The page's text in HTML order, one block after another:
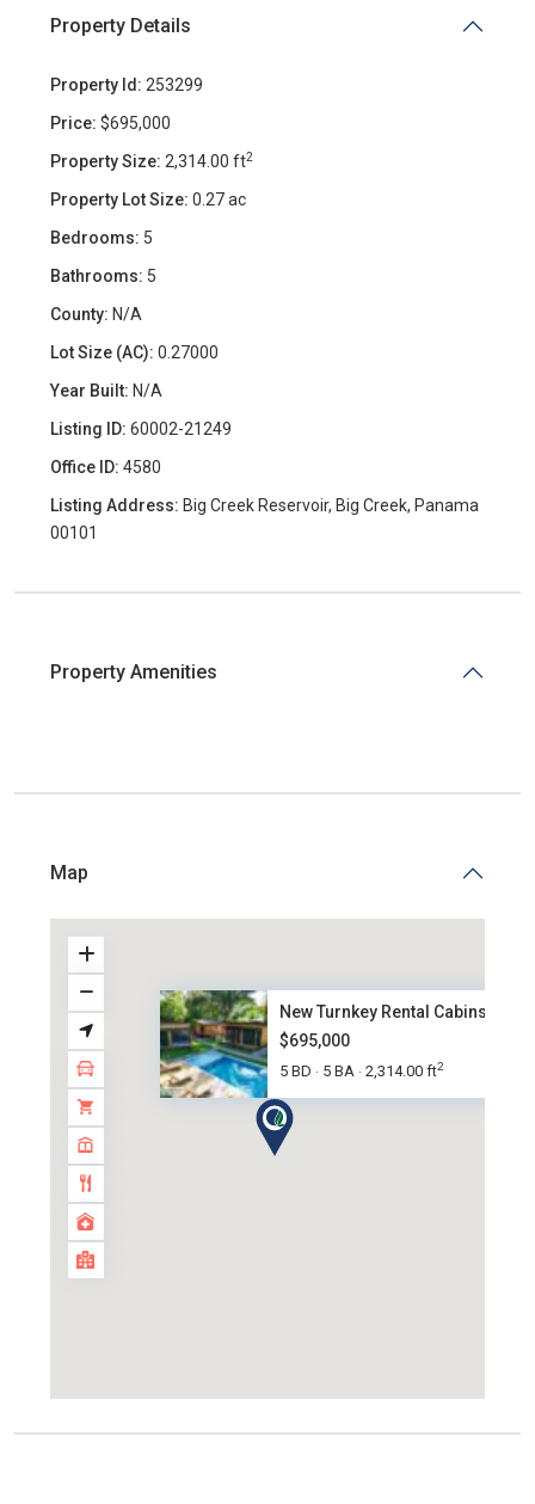
Property Details
Property Id: 253299
Price: $695,000
Property Size: 2,314.00 ft2
Property Lot Size: 0.27 ac
Bedrooms: 5
Bathrooms: 5
County: N/A
Lot Size (AC): 0.27000
Year Built: N/A
Listing ID: 60002-21249
Office ID: 4580
Listing Address: Big Creek Reservoir, Big Creek, Panama
00101
Property Amenities
Map
New Turnkey Rental Cabins with...
$695,000
5 BD · 5 BA · 2,314.00 ft2